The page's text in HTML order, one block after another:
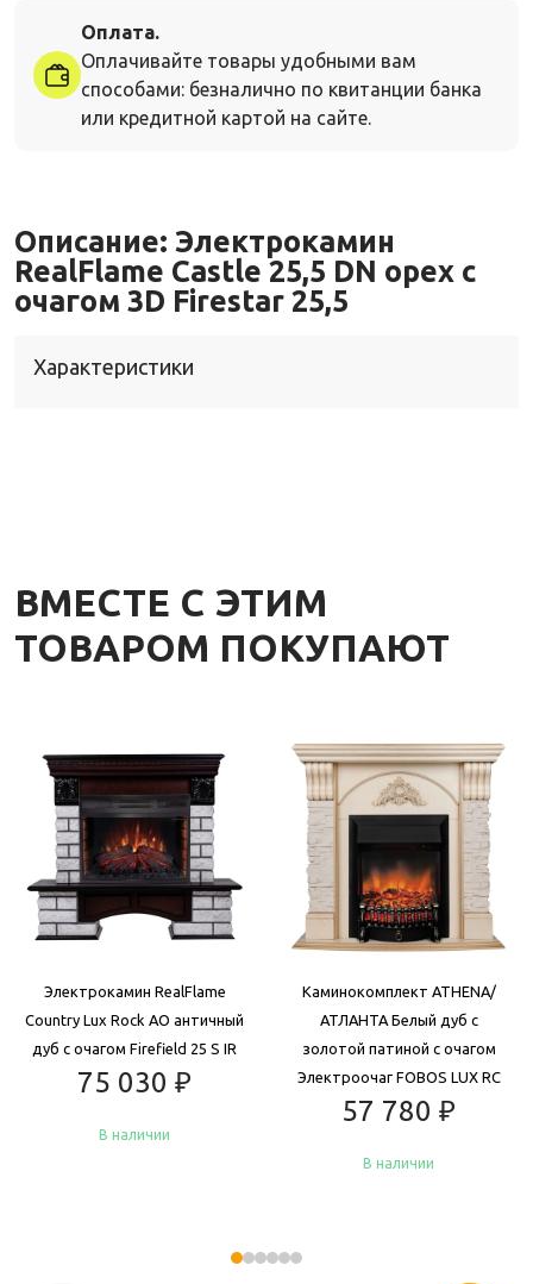
Оплата.
Оплачивайте товары удобными вам
способами: безналично по квитанции банка
или кредитной картой на сайте.
Описание: Электрокамин
RealFlame Castle 25,5 DN орех с
очагом 3D Firestar 25,5
Характеристики
ВМЕСТЕ С ЭТИМ
ТОВАРОМ ПОКУПАЮТ
Электрокамин RealFlame
Country Lux Rock AO античный
дуб с очагом Firefield 25 S IR
75 030 ₽
В наличии
Каминокомплект ATHENA/
АТЛАНТА Белый дуб с
золотой патиной с очагом
Электроочаг FOBOS LUX RC
57 780 ₽
В наличии